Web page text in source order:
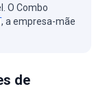
O Combo
, a empresa-mãe
de